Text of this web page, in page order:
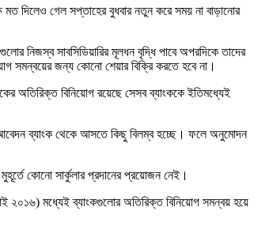
মত দিলেও গেল সপ্তাহের বুধবার নতুন করে সময় না বাড়ানোর
নিজস্ব সাবসিডিয়ারির মূলধন বৃদ্ধি পাবে অপরদিকে তাদের
সমন্বয়ের জন্য কোনো শেয়ার বিক্রি করতে হবে না।
অতিরিক্ত বিনিয়োগ রয়েছে সেসব ব্যাংককে ইতিমধ্যেই
আবেদন ব্যাংক থেকে আসতে কিছু বিলম্ব হচ্ছে। ফলে অনুমোদন
কোনো সার্কুলার প্রদানের প্রয়োজন নেই।
২০১৬) মধ্যেই ব্যাংকগুলোর অতিরিক্ত বিনিয়োগ সমন্বয় হয়ে